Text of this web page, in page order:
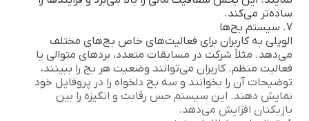
ساده‌تر می‌کند.
7. سیستم بج‌ها
الوپلی به کاربران برای فعالیت‌های خاص بج‌های مختلف
می‌دهد. مثلاً شرکت در مسابقات متعدد، بردهای متوالی یا
فعالیت منظم. کاربران می‌توانند وضعیت هر بج را ببینند،
توضیحات آن را بخوانند و سه بج دلخواه را در پروفایل خود
نمایش دهند. این سیستم حس رقابت و انگیزه را بین
بازیکنان افزایش می‌دهد.